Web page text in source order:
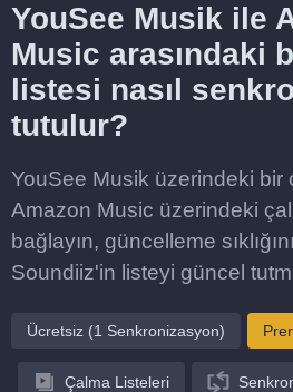
YouSee Musik ile
Music arasındaki
listesi nasıl
tutulur?
YouSee Musik üzerindeki bir
Amazon Music üzerindeki
bağlayın, güncelleme
Soundiiz'in listeyi güncel
Ücretsiz (1 Senkronizasyon)
Çalma Listeleri